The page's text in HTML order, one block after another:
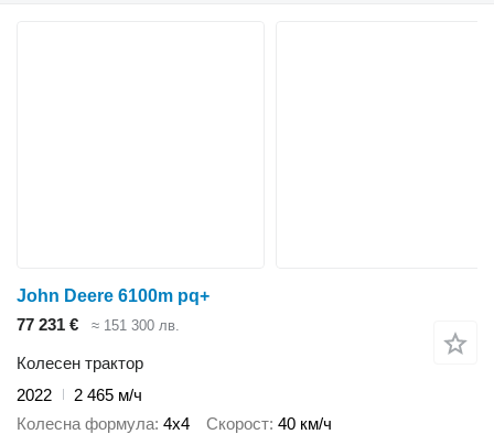
John Deere 6100m pq+
77 231 €
≈ 151 300 лв.
Колесен трактор
2022
2 465 м/ч
Колесна формула 4x4 Скорост 40 км/ч